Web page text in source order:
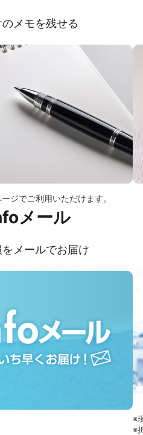
メモを残せる
ジでご利用いただけます。
メール
メールでお届け
※
※